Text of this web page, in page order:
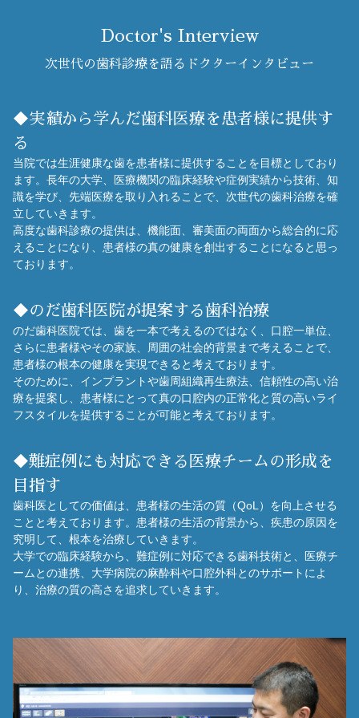
Matsumoto T, Kuboki T.
E1097, 2019.
Mesenchymal Stromal Cells In Vitro and In Vivo.
Pham HT, Ono M, Hara ES, Nguyen HTT, Dang AT, Do
Y, Oida Y, Akiyama K, Kuboki T.
Materials (Basel). 2021 Jan 4;14(1):208.
マウス抜歯窩創傷治癒部位におけるpHの経時的変化.國友由
理，Hara ES, 大野充昭，前川賢治，窪木拓男.公益社団法人日
本補綴歯科学会 中国・四国支部学術大会, 2015.
創傷治癒過程における宿主骨髄由来間葉系幹細胞がもたらす免
也，國友雅義，小盛大志，國友由理，大野充昭，前川賢治，窪
木拓男.公益社団法人日本補綴歯科学会第125回学術大会, 2016.
DNMT3Aの過剰発現はhBMSCsの軟骨細胞分化を促進する.
野村 優，吉岡裕也，大野充昭，國友由理，小盛大志，大橋俊
孝，窪木拓男.公益社団法人日本補綴歯科学会 中国・四国支部
学会学術大会, 2017.
創傷治癒過程における宿主骨髄由来間葉系幹細胞と炎症性サイ
トカイン. 古味佳子，秋山謙太郎，吉岡裕也，國友雅義，國友
口腔インプラント学会学術大会, 2017.
Doctor's Interview
次世代の歯科診療を語るドクターインタビュー
◆実績から学んだ歯科医療を患者様に提供す
る
当院では生涯健康な歯を患者様に提供することを目標としており
ます。長年の大学、医療機関の臨床経験や症例実績から技術、知
識を学び、先端医療を取り入れることで、次世代の歯科治療を確
立していきます。
高度な歯科診療の提供は、機能面、審美面の両面から総合的に応
えることになり、患者様の真の健康を創出することになると思っ
ております。
◆のだ歯科医院が提案する歯科治療
のだ歯科医院では、歯を一本で考えるのではなく、口腔一単位、
さらに患者様やその家族、周囲の社会的背景まで考えることで、
患者様の根本の健康を実現できると考えております。
そのために、インプラントや歯周組織再生療法、信頼性の高い治
療を提案し、患者様にとって真の口腔内の正常化と質の高いライ
フスタイルを提供することが可能と考えております。
◆難症例にも対応できる医療チームの形成を
目指す
歯科医としての価値は、患者様の生活の質（QoL）を向上させる
ことと考えております。患者様の生活の背景から、疾患の原因を
究明して、根本を治療していきます。
大学での臨床経験から、難症例に対応できる歯科技術と、医療チ
ームとの連携、大学病院の麻酔科や口腔外科とのサポートによ
り、治療の質の高さを追求していきます。